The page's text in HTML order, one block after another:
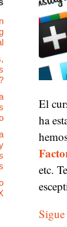
El
ha
etc.